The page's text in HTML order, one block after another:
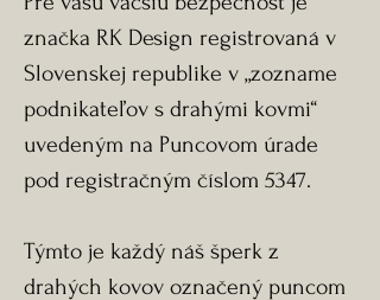
značka RK Design registrovaná v
Slovenskej republike v „zozname
podnikateľov s drahými kovmi“
uvedeným na Puncovom úrade
pod registračným číslom 5347.
Týmto je každý náš šperk z
drahých kovov označený puncom